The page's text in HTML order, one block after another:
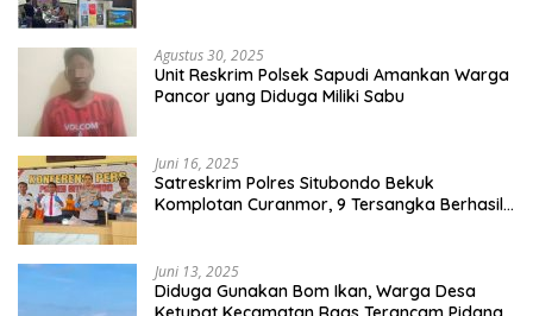
Agustus 30, 2025
Unit Reskrim Polsek Sapudi Amankan Warga
Pancor yang Diduga Miliki Sabu
Juni 16, 2025
Satreskrim Polres Situbondo Bekuk
Komplotan Curanmor, 9 Tersangka Berhasil
Juni 13, 2025
Diduga Gunakan Bom Ikan, Warga Desa